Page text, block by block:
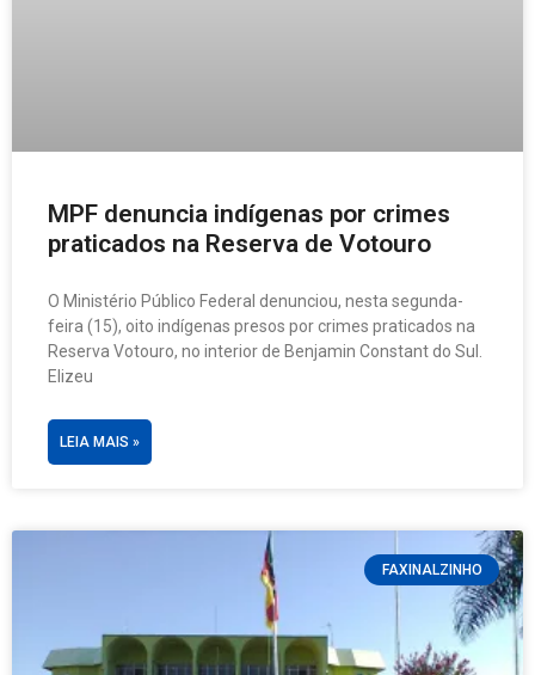
MPF denuncia indígenas por crimes
praticados na Reserva de Votouro
O Ministério Público Federal denunciou, nesta segunda-
feira (15), oito indígenas presos por crimes praticados na
Reserva Votouro, no interior de Benjamin Constant do Sul.
Elizeu
LEIA MAIS »
FAXINALZINHO